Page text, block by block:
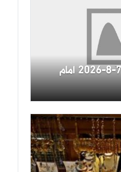
سعر اليورو اليوم الجمعة 7-8-2026 أمام